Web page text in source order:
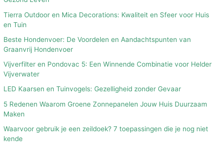
Tierra Outdoor en Mica Decorations: Kwaliteit en Sfeer voor Huis
en Tuin
Beste Hondenvoer: De Voordelen en Aandachtspunten van
Graanvrij Hondenvoer
Vijverfilter en Pondovac 5: Een Winnende Combinatie voor Helder
Vijverwater
LED Kaarsen en Tuinvogels: Gezelligheid zonder Gevaar
5 Redenen Waarom Groene Zonnepanelen Jouw Huis Duurzaam
Maken
Waarvoor gebruik je een zeildoek? 7 toepassingen die je nog niet
kende